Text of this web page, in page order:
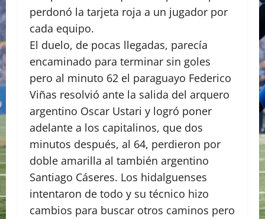
perdonó la tarjeta roja a un jugador por
cada equipo.
El duelo, de pocas llegadas, parecía
encaminado para terminar sin goles
pero al minuto 62 el paraguayo Federico
Viñas resolvió ante la salida del arquero
argentino Oscar Ustari y logró poner
adelante a los capitalinos, que dos
minutos después, al 64, perdieron por
doble amarilla al también argentino
Santiago Cáseres. Los hidalguenses
intentaron de todo y su técnico hizo
cambios para buscar otros caminos pero